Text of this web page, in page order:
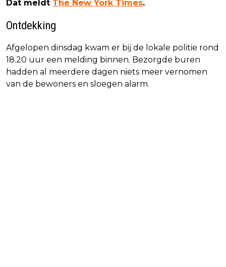
Dat meldt The New York Times.
Ontdekking
Afgelopen dinsdag kwam er bij de lokale politie rond
18.20 uur een melding binnen. Bezorgde buren
hadden al meerdere dagen niets meer vernomen
van de bewoners en sloegen alarm.